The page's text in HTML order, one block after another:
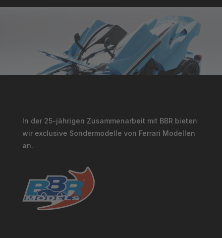
In der 25-jährigen Zusammenarbeit mit BBR bieten
wir exclusive Sondermodelle von Ferrari Modellen
an.